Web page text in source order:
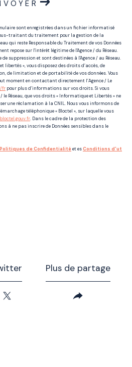
sont enregistrées dans un fichier informatisé
traitant du traitement pour la gestion de la
qui reste Responsable du Traitement de vos Données
repose sur l'intérêt légitime de l'Agence / du Réseau.
suppression et sont destinées à l'Agence / au Réseau.
», vous disposez des droits d’accès, de
de limitation et de portabilité de vos données. Vous
moment en contactant directement l’Agence / Le
fr pour plus d’informations sur vos droits. Si vous
Réseau, que vos droits « Informatique et Libertés » ne
une réclamation à la CNIL. Nous vous informons de
téléphonique « Bloctel », sur laquelle vous
. Dans le cadre de la protection des
à ne pas inscrire de Données sensibles dans le
Politiques de Confidentialitéet esConditions d'ut
Plus de partage